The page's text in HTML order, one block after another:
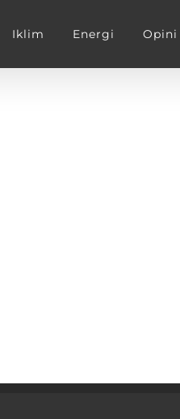
Iklim Energi Opini